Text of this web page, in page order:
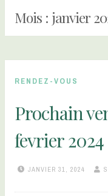
Mois : janvier
RENDEZ-VOUS
Prochain
fevrier 2024
JANVIER 31, 2024